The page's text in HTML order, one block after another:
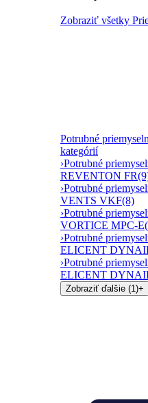
Zobraziť všetky
Potrubné
kategórií
›Potrubné
REVENTON FR
›Potrubné
VENTS VKF(8)
›Potrubné
VORTICE MPC-E
›Potrubné
ELICENT
›Potrubné
ELICENT
Zobraziť ďalšie (1)+